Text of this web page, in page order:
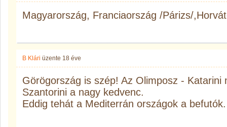
Magyarország, Franciaország /Párizs/
B Klári üzente 18 éve
Görögország is szép! Az Olimposz - Katarini
Szantorini a nagy kedvenc.
Eddig tehát a Mediterrán országok a befutók.